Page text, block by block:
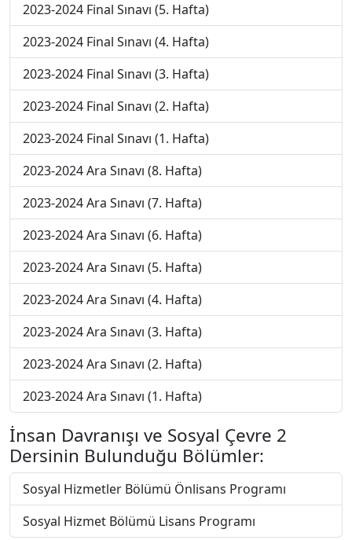
2023-2024 Final Sınavı (5. Hafta)
2023-2024 Final Sınavı (4. Hafta)
2023-2024 Final Sınavı (3. Hafta)
2023-2024 Final Sınavı (2. Hafta)
2023-2024 Final Sınavı (1. Hafta)
2023-2024 Ara Sınavı (8. Hafta)
2023-2024 Ara Sınavı (7. Hafta)
2023-2024 Ara Sınavı (6. Hafta)
2023-2024 Ara Sınavı (5. Hafta)
2023-2024 Ara Sınavı (4. Hafta)
2023-2024 Ara Sınavı (3. Hafta)
2023-2024 Ara Sınavı (2. Hafta)
2023-2024 Ara Sınavı (1. Hafta)
İnsan Davranışı ve Sosyal Çevre 2
Dersinin Bulunduğu Bölümler:
Sosyal Hizmetler Bölümü Önlisans Programı
Sosyal Hizmet Bölümü Lisans Programı